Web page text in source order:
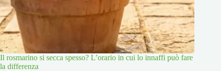
Il rosmarino si secca spesso? L’orario in cui lo innaffi può fare
la differenza